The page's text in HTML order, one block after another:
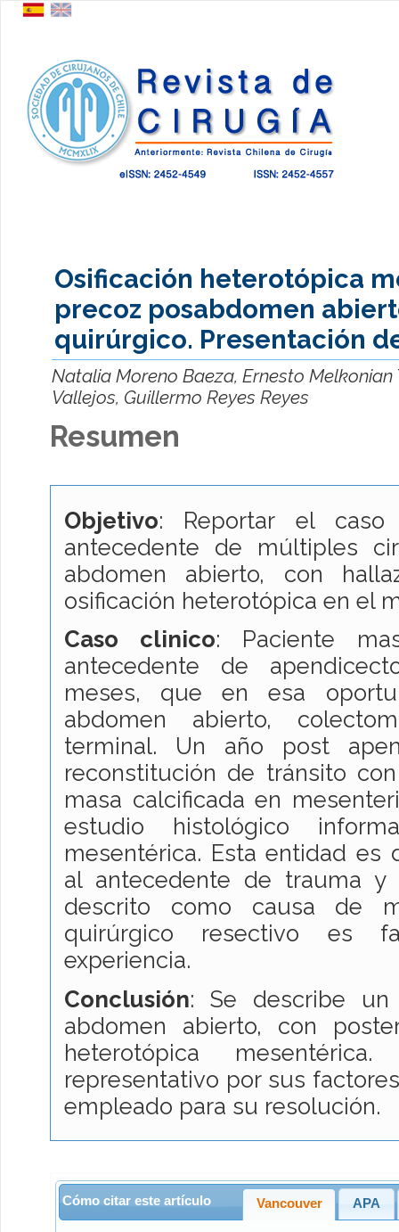
Osificación heterotópica
precoz posabdomen
quirúrgico. Presentación
Natalia Moreno Baeza, Ernesto Melkonian
Vallejos, Guillermo Reyes Reyes
Resumen
Objetivo: Reportar el
antecedente de múltiples
abdomen abierto, con
osificación heterotópica en el
Caso clinico: Paciente
antecedente de
meses, que en esa
abdomen abierto,
terminal. Un año post
reconstitución de tránsito
masa calcificada en
estudio histológico
mesentérica. Esta entidad es
al antecedente de trauma
descrito como causa de
quirúrgico resectivo es
experiencia.
Conclusión: Se describe
abdomen abierto, con
heterotópica
representativo por sus
empleado para su resolución.
Cómo citar este artículo Vancouver APA